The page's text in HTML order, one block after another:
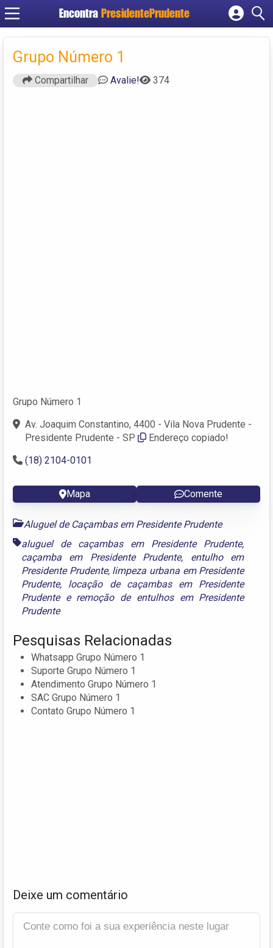
Encontra PresidentePrudente
Cadastrar empresa
Grupo Número 1
Compartilhar Avalie! 374
Grupo Número 1
Av. Joaquim Constantino, 4400 - Vila Nova Prudente -
Presidente Prudente - SP
Endereço copiado!
(18) 2104-0101
Mapa Comente
Aluguel de Caçambas em Presidente Prudente
aluguel de caçambas em Presidente Prudente,
caçamba em Presidente Prudente, entulho em
Presidente Prudente, limpeza urbana em Presidente
Prudente, locação de caçambas em Presidente
Prudentee remoção de entulhos em Presidente
Prudente
Pesquisas Relacionadas
Whatsapp Grupo Número 1
Suporte Grupo Número 1
Atendimento Grupo Número 1
SAC Grupo Número 1
Contato Grupo Número 1
Deixe um comentário